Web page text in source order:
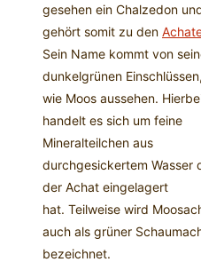
gesehen ein Chalzedon
gehört somit zu den
Sein Name kommt von
dunkelgrünen
wie Moos aussehen.
handelt es sich um feine
Mineralteilchen aus
durchgesickertem Wasser
der Achat eingelagert
hat. Teilweise wird
auch als grüner
bezeichnet.